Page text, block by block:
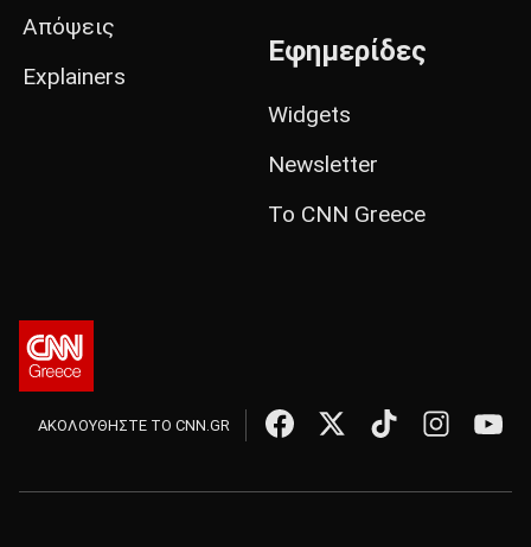
Απόψεις
Explainers
Εφημερίδες
Widgets
Newsletter
Το CNN Greece
ΑΚΟΛΟΥΘΗΣΤΕ ΤΟ CNN.GR